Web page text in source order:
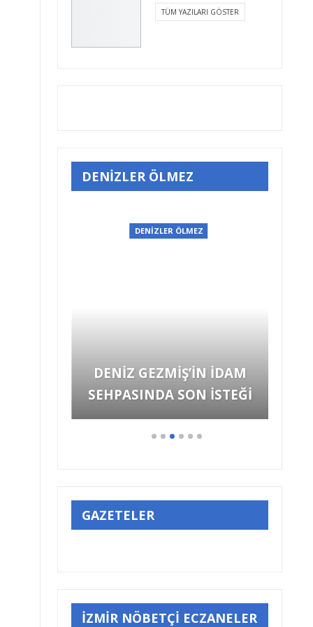
TÜM YAZILARI GÖSTER
DENİZLER ÖLMEZ
DENİZLER ÖLMEZ
GAZETELER
İZMİR NÖBETÇİ ECZANELER